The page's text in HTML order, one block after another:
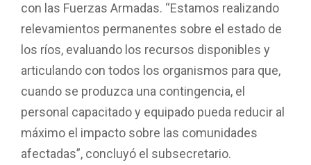
con las Fuerzas Armadas. “Estamos realizando
relevamientos permanentes sobre el estado de
los ríos, evaluando los recursos disponibles y
articulando con todos los organismos para que,
cuando se produzca una contingencia, el
personal capacitado y equipado pueda reducir al
máximo el impacto sobre las comunidades
afectadas”, concluyó el subsecretario.